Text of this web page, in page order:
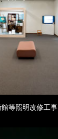
等照明改修工事